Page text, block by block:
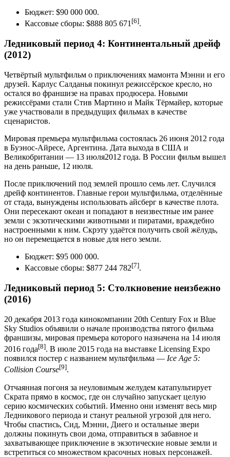
Бюджет: $90 000 000.
Кассовые сборы: $888 805 671[6].
Ледниковый период 4: Континентальный дрейф
(2012)
Четвёртый мультфильм о приключениях мамонта Мэнни и его
друзей. Карлус Салданья покинул режиссёрское кресло, но
остался во франшизе на правах продюсера. Новыми
режиссёрами стали Стив Мартино и Майк Тёрмайер, которые
уже участвовали в предыдущих фильмах в качестве
сценаристов.
Мировая премьера мультфильма состоялась 26 июня 2012 года
в Буэнос-Айресе, Аргентина. Дата выхода в США и
Великобритании — 13 июля2012 года. В России фильм вышел
на день раньше, 12 июля.
После приключений под землей прошло семь лет. Случился
дрейф континентов. Главные герои мультфильма, отделённые
от стада, вынуждены использовать айсберг в качестве плота.
Они пересекают океан и попадают в неизвестные им ранее
земли с экзотическими животными и пиратами, враждебно
настроенными к ним. Скрэту удаётся получить свой жёлудь,
но он перемещается в новые для него земли.
Бюджет: $95 000 000.
Кассовые сборы: $877 244 782[7].
Ледниковый период 5: Столкновение неизбежно
(2016)
20 декабря 2013 года кинокомпании 20th Century Fox и Blue
Sky Studios объявили о начале производства пятого фильма
франшизы, мировая премьера которого назначена на 14 июля
2016 года[8]. В июле 2015 года на выставке Licensing Expo
появился постер с названием мультфильма — Ice Age 5:
Collision Course[9].
Отчаянная погоня за неуловимым желудем катапультирует
Скрата прямо в космос, где он случайно запускает целую
серию космических событий. Именно они изменят весь мир
Ледникового периода и станут реальной угрозой для него.
Чтобы спастись, Сид, Мэнни, Диего и остальные звери
должны покинуть свои дома, отправиться в забавное и
захватывающее приключение в экзотические новые земли и
встретиться со множеством красочных новых персонажей.